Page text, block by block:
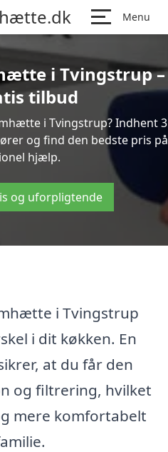
Menu
i Tvingstrup –
tilbud
i Tvingstrup? Indhent 3
og find den bedste pris på
hjælp.
og uforpligtende
i Tvingstrup
i dit køkken. En
at du får den
og filtrering, hvilket
mere komfortabelt